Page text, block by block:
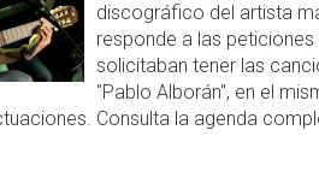
discográfico del artista
responde a las
solicitaban tener las
"Pablo Alborán", en el
Consulta la agenda